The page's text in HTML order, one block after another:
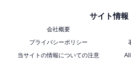
サイト情報
会社概要
プライバシーポリシー
当サイトの情報についての注意